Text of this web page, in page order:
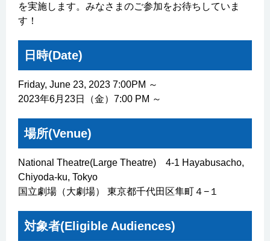
を実施します。みなさまのご参加をお待ちしていま
す！
日時(Date)
Friday, June 23, 2023 7:00PM ～
2023年6月23日（金）7:00 PM ～
場所(Venue)
National Theatre(Large Theatre) 4-1 Hayabusacho,
Chiyoda-ku, Tokyo
国立劇場（大劇場） 東京都千代田区隼町４−１
対象者(Eligible Audiences)